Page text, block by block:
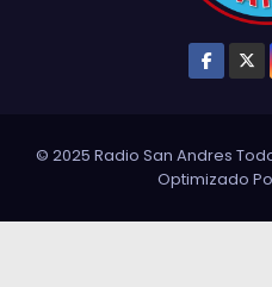
© 2025 Radio San Andres
Optimizado